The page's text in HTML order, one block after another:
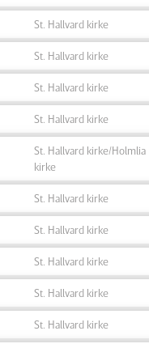
St. Hallvard kirke
St. Hallvard kirke
St. Hallvard kirke
St. Hallvard kirke
St. Hallvard kirke/Holmlia
kirke
St. Hallvard kirke
St. Hallvard kirke
St. Hallvard kirke
St. Hallvard kirke
St. Hallvard kirke